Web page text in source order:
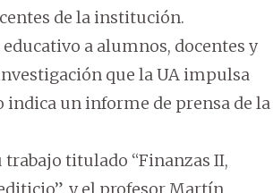
de la institución.
a alumnos, docentes y
que la UA impulsa
indica un informe de prensa de la
titulado “Finanzas II,